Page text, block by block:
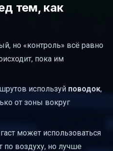
тем, как
но «контроль» всё равно
пока им
используй поводок,
от зоны вокруг
может использоваться
по воздуху, но лучше